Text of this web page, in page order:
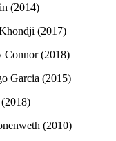
(2014)
(2017)
Connor (2018)
Garcia (2015)
(2010)